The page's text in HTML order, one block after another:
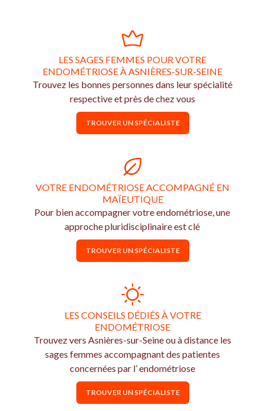
LES SAGES FEMMES POUR VOTRE
ENDOMÉTRIOSE À ASNIÈRES-SUR-SEINE
Trouvez les bonnes personnes dans leur spécialité
respective et près de chez vous
TROUVER UN SPÉCIALISTE
VOTRE ENDOMÉTRIOSE ACCOMPAGNÉ EN
MAÏEUTIQUE
Pour bien accompagner votre endométriose, une
approche pluridisciplinaire est clé
TROUVER UN SPÉCIALISTE
LES CONSEILS DÉDIÉS À VOTRE
ENDOMÉTRIOSE
Trouvez vers Asnières-sur-Seine ou à distance les
sages femmes accompagnant des patientes
concernées par l’ endométriose
TROUVER UN SPÉCIALISTE